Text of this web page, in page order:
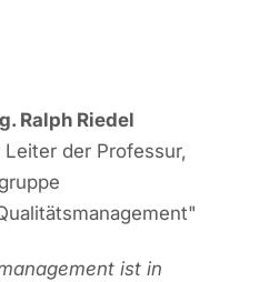
Ralph Riedel
Leiter der Professur,
ist in